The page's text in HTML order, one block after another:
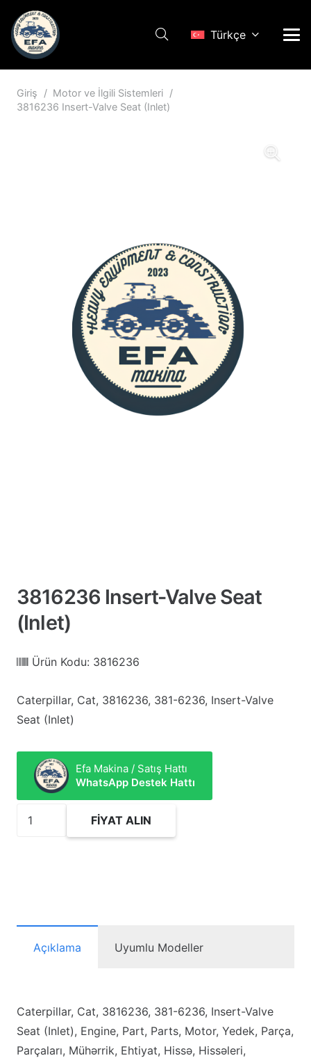
Türkçe
Giriş / Motor ve İlgili Sistemleri /
3816236 Insert-Valve Seat (Inlet)
3816236 Insert-Valve Seat
(Inlet)
Ürün Kodu: 3816236
Caterpillar, Cat, 3816236, 381-6236, Insert-Valve
Seat (Inlet)
Efa Makina / Satış Hattı
WhatsApp Destek Hattı
3816236
FIYAT ALIN
Açıklama Uyumlu Modeller
Caterpillar, Cat, 3816236, 381-6236, Insert-Valve
Seat (Inlet), Engine, Part, Parts, Motor, Yedek, Parça,
Parçaları, Mühərrik, Ehtiyat, Hissə, Hissəleri,